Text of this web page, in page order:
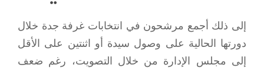
إلى ذلك أجمع مرشحون في انتخابات غرفة جدة خلال
دورتها الحالية على وصول سيدة أو اثنتين على الأقل
إلى مجلس الإدارة من خلال التصويت، رغم ضعف